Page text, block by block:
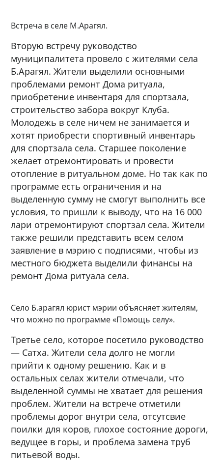
Встреча в селе М.Арагял.
Вторую встречу руководство
муниципалитета провело с жителями села
Б.Арагял. Жители выделили основными
проблемами ремонт Дома ритуала,
приобретение инвентаря для спортзала,
строительство забора вокруг Клуба.
Молодежь в селе ничем не занимается и
хотят приобрести спортивный инвентарь
для спортзала села. Старшее поколение
желает отремонтировать и провести
отопление в ритуальном доме. Но так как по
программе есть ограничения и на
выделенную сумму не смогут выполнить все
условия, то пришли к выводу, что на 16 000
лари отремонтируют спортзал села. Жители
также решили представить всем селом
заявление в мэрию с подписями, чтобы из
местного бюджета выделили финансы на
ремонт Дома ритуала села.
Село Б.арагял юрист мэрии объясняет жителям,
что можно по программе «Помощь селу».
Третье село, которое посетило руководство
— Сатха. Жители села долго не могли
прийти к одному решению. Как и в
остальных селах жители отмечали, что
выделенной суммы не хватает для решения
проблем. Жители на встрече отметили
проблемы дорог внутри села, отсутсвие
поилки для коров, плохое состояние дороги,
ведущее в горы, и проблема замена труб
питьевой воды.